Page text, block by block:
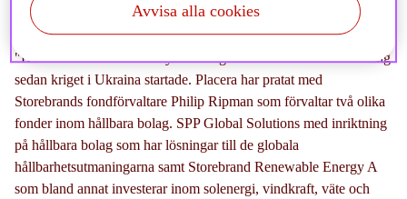
"Branschfonder inom förnybar energi har haft en stark avkastning
sedan kriget i Ukraina startade. Placera har pratat med
Storebrands fondförvaltare Philip Ripman som förvaltar två olika
fonder inom hållbara bolag. SPP Global Solutions med inriktning
på hållbara bolag som har lösningar till de globala
hållbarhetsutmaningarna samt Storebrand Renewable Energy A
som bland annat investerar inom solenergi, vindkraft, väte och
Avvisa alla cookies